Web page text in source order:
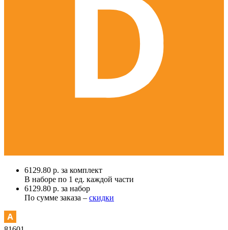
6129.80 р. за комплект
В наборе по 1 ед. каждой части
6129.80 р. за набор
По сумме заказа – скидки